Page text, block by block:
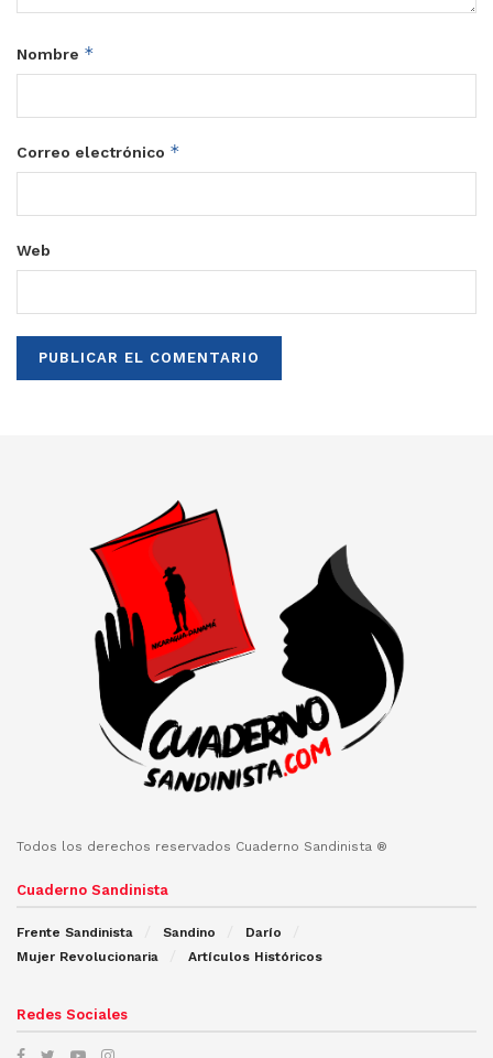
Nombre *
Correo electrónico *
Web
Todos los derechos reservados Cuaderno Sandinista ®
Cuaderno Sandinista
Frente Sandinista Sandino
Darío
Mujer Revolucionaria
Artículos Históricos
Redes Sociales